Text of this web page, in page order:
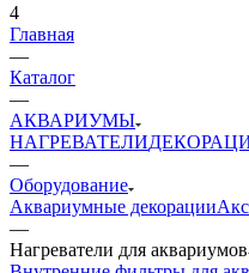
4
Главная
—
Каталог
—
АКВАРИУМЫ
НАГРЕВАТЕЛИ
—
Оборудование
Аквариумные декорации
—
Нагреватели для аквариумов